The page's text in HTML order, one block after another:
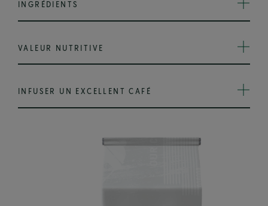
INGRÉDIENTS
VALEUR NUTRITIVE
INFUSER UN EXCELLENT CAFÉ